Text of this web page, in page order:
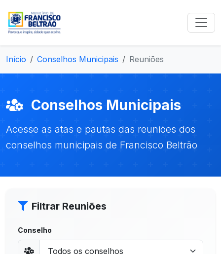
Início Conselhos Municipais Reuniões
Conselhos Municipais
Acesse as atas e pautas das reuniões dos
conselhos municipais de Francisco Beltrão
Filtrar Reuniões
Conselho